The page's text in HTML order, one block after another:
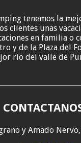
tenemos la
clientes unas
en familia o
y de la Plaza del
río del valle de
y Amado